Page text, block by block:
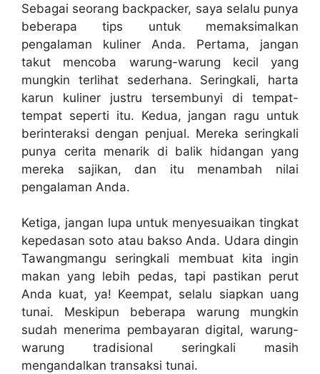
Sebagai seorang backpacker, saya selalu punya
beberapa tips untuk memaksimalkan
pengalaman kuliner Anda. Pertama, jangan
takut mencoba warung-warung kecil yang
mungkin terlihat sederhana. Seringkali, harta
karun kuliner justru tersembunyi di tempat-
tempat seperti itu. Kedua, jangan ragu untuk
berinteraksi dengan penjual. Mereka seringkali
punya cerita menarik di balik hidangan yang
mereka sajikan, dan itu menambah nilai
pengalaman Anda.
Ketiga, jangan lupa untuk menyesuaikan tingkat
kepedasan soto atau bakso Anda. Udara dingin
Tawangmangu seringkali membuat kita ingin
makan yang lebih pedas, tapi pastikan perut
Anda kuat, ya! Keempat, selalu siapkan uang
tunai. Meskipun beberapa warung mungkin
sudah menerima pembayaran digital, warung-
warung tradisional seringkali masih
mengandalkan transaksi tunai.